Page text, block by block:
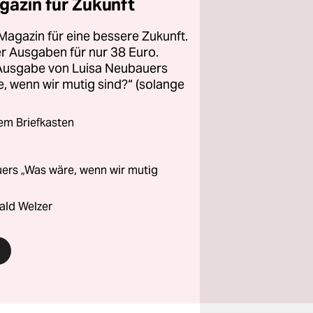
für Zukunft
für eine bessere Zukunft.
Ausgaben für nur 38 Euro.
von Luisa Neubauers
wenn wir mutig sind?“ (solange
Briefkasten
„Was wäre, wenn wir mutig
Welzer